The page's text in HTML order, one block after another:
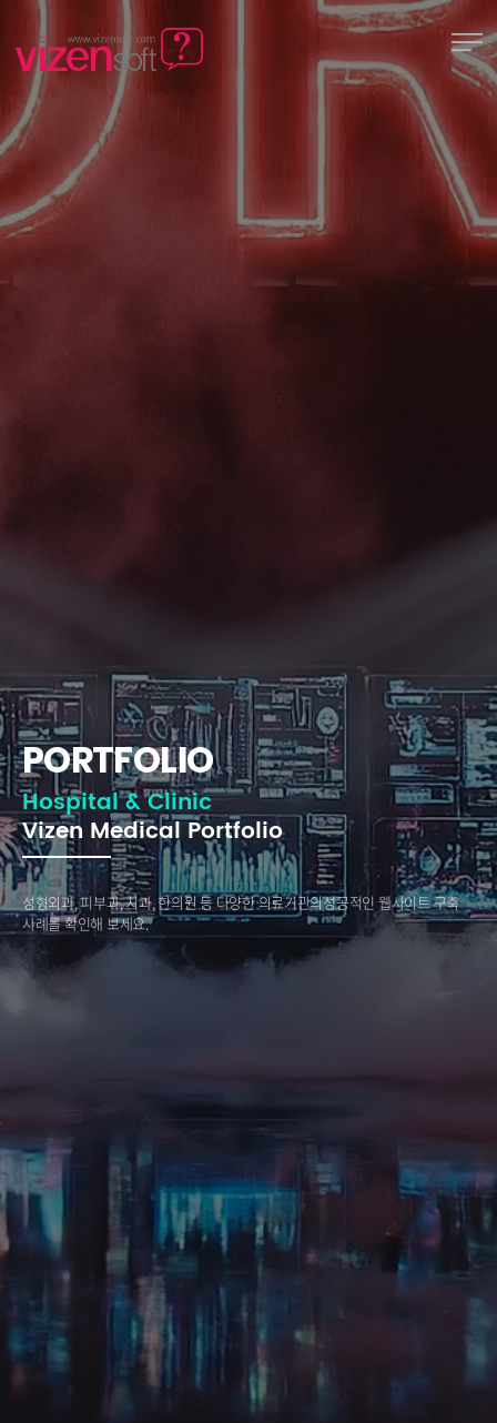
PORTFOLIO
Hospital & Clinic
Vizen Medical Portfolio
성형외과, 피부과, 치과, 한의원 등 다양한 의료기관의성공적인 웹사이트 구축
사례를 확인해 보세요.